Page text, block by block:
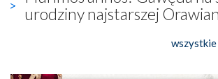
urodziny najstarszej
wszystkie